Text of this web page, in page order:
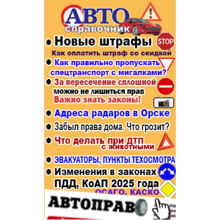
Афиша
Строительство и ремонт
Авто и мото
Рестораны, кафе, бары
Спорт Фитнес
Недвижимость
Красота Косметология
Телекоммуникации и связь
Торговля
Бизнес и финансы
Юристы, Экспертиза, Страхование
Ремонт
Социальные организации
Это интересно
Администрация
Популярное →
Строительство и ремонт